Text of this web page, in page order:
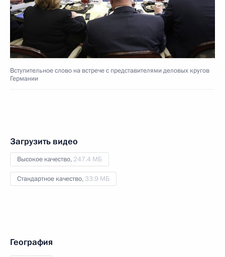
Вступительное слово на встрече с представителями деловых кругов
Германии
Загрузить видео
Высокое качество, 247.4 МБ
Стандартное качество, 33.9 МБ
География